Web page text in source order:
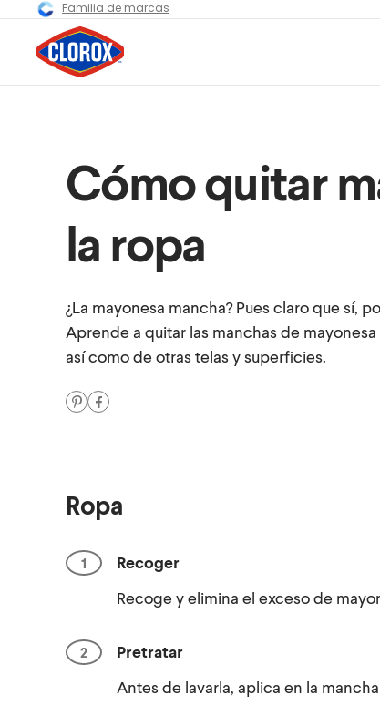
Familia de marcas
Cómo quitar
la ropa
¿La mayonesa mancha? Pues claro que sí,
Aprende a quitar las manchas de
así como de otras telas y superficies.
Ropa
Recoger
Recoge y elimina el exceso de
Pretratar
Antes de lavarla, aplica en la